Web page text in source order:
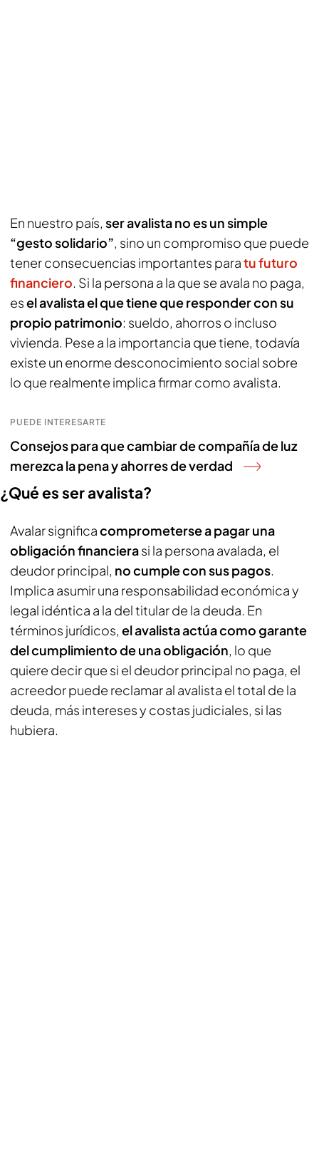
En nuestro país, ser avalista no es un simple
“gesto solidario”, sino un compromiso que puede
tener consecuencias importantes paratu futuro
financiero. Si la persona a la que se avala no paga,
esel avalista el que tiene que responder con su
propio patrimonio: sueldo, ahorros o incluso
vivienda. Pese a la importancia que tiene, todavía
existe un enorme desconocimiento social sobre
lo que realmente implica firmar como avalista.
PUEDE INTERESARTE
Consejos para que cambiar de compañía de luz
merezca la pena y ahorres de verdad
¿Qué es ser avalista?
Avalar significacomprometerse a pagar una
obligación financierasi la persona avalada, el
deudor principal, no cumple con sus pagos.
Implica asumir una responsabilidad económica y
legal idéntica a la del titular de la deuda. En
términos jurídicos, el avalista actúa como garante
del cumplimiento de una obligación, lo que
quiere decir que si el deudor principal no paga, el
acreedor puede reclamar al avalista el total de la
deuda, más intereses y costas judiciales, si las
hubiera.